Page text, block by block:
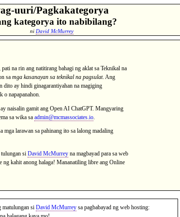
uuri/Pagkakategorya
kategorya ito nabibilang?
ni David McMurrey
na rin ang natitirang bahagi ng aklat sa Teknikal na
samga kasanayan sa teknikal na pagsulat. Ang
dito ay hindi ginagarantiyahan na magiging
o napapanahon.
naisalin gamit ang Open AI ChatGPT. Mangyaring
sa wika saadmin@mcmassociates.io
mga larawan sa pahinang ito sa lalong madaling
tulungan siDavid McMurrey na magbayad para sa web
ng kahit anong halaga! Mananatiling libre ang Online
matulungan siDavid McMurrey sa pagbabayad ng web hosting: